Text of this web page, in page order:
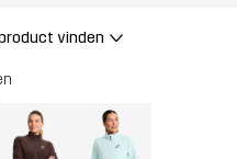
vinden